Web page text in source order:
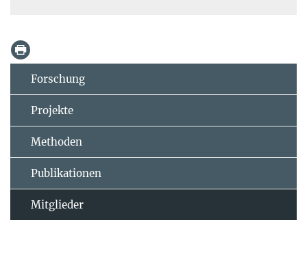
Forschung
Projekte
Methoden
Publikationen
Mitglieder